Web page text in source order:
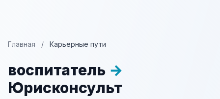
Главная / Карьерные пути
воспитатель →
Юрисконсульт